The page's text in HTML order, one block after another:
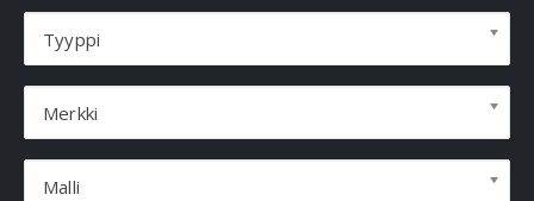
Tyyppi
Merkki
Malli